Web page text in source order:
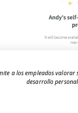
a los empleados
desarrollo